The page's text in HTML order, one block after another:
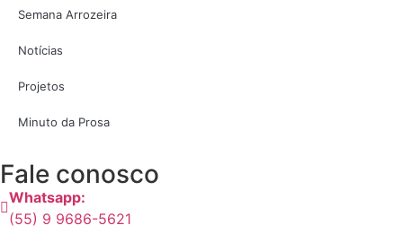
Semana Arrozeira
Notícias
Projetos
Minuto da Prosa
Fale conosco
Whatsapp:
(55) 9 9686-5621